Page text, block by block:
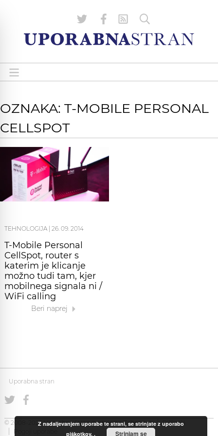
OZNAKA: T-MOBILE PERSONAL
CELLSPOT
TEHNOLOGIJA 26. 09. 2014
T-Mobile Personal
CellSpot, router s
katerim je klicanje
možno tudi tam, kjer
mobilnega signala ni /
WiFi calling
Beri naprej
Uporabna stran
© 2008-2026 Uporabna Stran gostuje naZabec.net
Piškotki
Pogoji uporabe
Z nadaljevanjem uporabe te strani, se strinjate z uporabo
piškotkov.. Strinjam se